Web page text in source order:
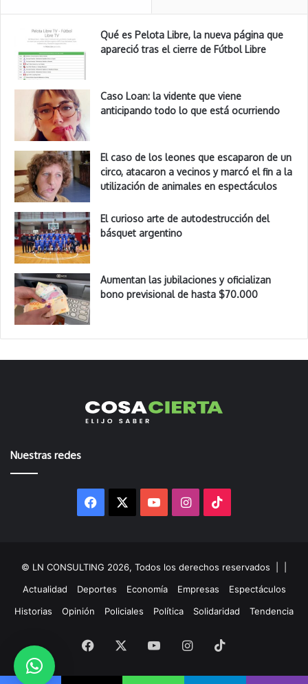
Qué es Pelota Libre, la nueva página que
apareció tras el cierre de Fútbol Libre
Caso Loan: la vidente que viene
anticipando todo lo que está ocurriendo
El caso de los leones que escaparon de un
circo, atacaron a vecinos y marcó el fin a la
utilización de animales en espectáculos
El curioso arte de autodestrucción del
básquet argentino
Aumentan las jubilaciones y oficializan
bono previsional de hasta $70.000
Nuestras redes
Facebook YouTubeInstagram
© LN CONSULTING 2026, Todos los derechos reservados |
Actualidad
Deportes Economía Empresas
Espectáculos
Historias
Opinión Policiales Política Solidaridad Tendencia
Facebook YouTubeInstagram